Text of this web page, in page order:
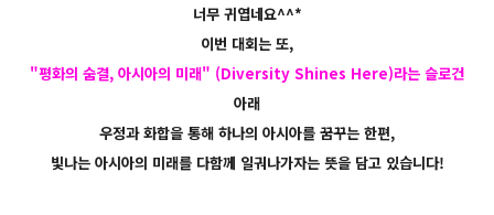
너무 귀엽네요^^*
이번 대회는 또,
"평화의 숨결, 아시아의 미래" (Diversity Shines Here)라는 슬로건
아래
우정과 화합을 통해 하나의 아시아를 꿈꾸는 한편,
빛나는 아시아의 미래를 다함께 일궈나가자는 뜻을 담고 있습니다!